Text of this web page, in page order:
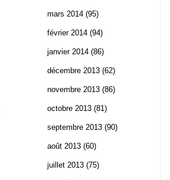
mars 2014 (95)
février 2014 (94)
janvier 2014 (86)
décembre 2013 (62)
novembre 2013 (86)
octobre 2013 (81)
septembre 2013 (90)
août 2013 (60)
juillet 2013 (75)